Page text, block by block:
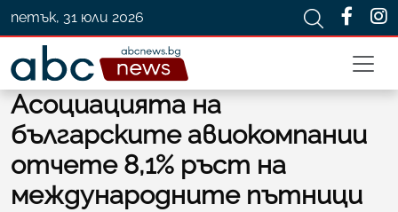
петък, 31 юли 2026
Асоциацията на
българските авиокомпании
отчете 8,1% ръст на
международните пътници